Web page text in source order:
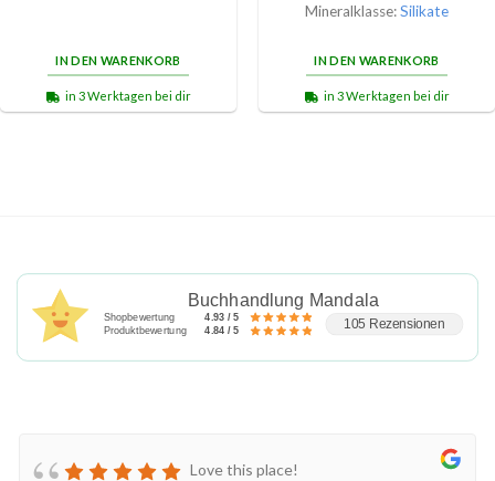
IN DEN WARENKORB
in 3 Werktagen bei dir
Mineralklasse:Silikate
IN DEN WARENKORB
in 3 Werktagen bei dir
Buchhandlung Mandala
Shopbewertung 4.93 / 5
Produktbewertung 4.84 / 5 105 Rezensionen
Love this place!